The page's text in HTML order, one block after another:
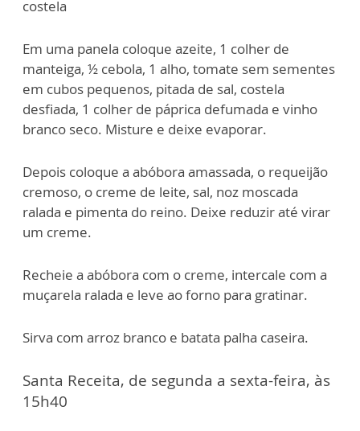
costela
Em uma panela coloque azeite, 1 colher de
manteiga, ½ cebola, 1 alho, tomate sem sementes
em cubos pequenos, pitada de sal, costela
desfiada, 1 colher de páprica defumada e vinho
branco seco. Misture e deixe evaporar.
Depois coloque a abóbora amassada, o requeijão
cremoso, o creme de leite, sal, noz moscada
ralada e pimenta do reino. Deixe reduzir até virar
um creme.
Recheie a abóbora com o creme, intercale com a
muçarela ralada e leve ao forno para gratinar.
Sirva com arroz branco e batata palha caseira.
Santa Receita, de segunda a sexta-feira, às
15h40